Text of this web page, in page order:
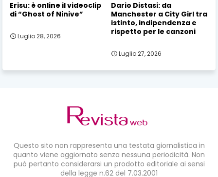
Erisu: è online il videoclip
di “Ghost of Ninive”
Luglio 28, 2026
Dario Distasi: da
Manchester a City Girl tra
istinto, indipendenza e
rispetto per le canzoni
Luglio 27, 2026
Questo sito non rappresenta una testata giornalistica in
quanto viene aggiornato senza nessuna periodicità. Non
può pertanto considerarsi un prodotto editoriale ai sensi
della legge n.62 del 7.03.2001